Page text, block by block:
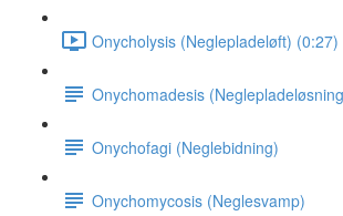
Onycholysis (Neglepladeløft) (0:27)
Onychomadesis
Onychofagi (Neglebidning)
Onychomycosis (Neglesvamp)